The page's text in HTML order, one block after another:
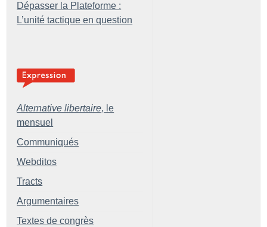
Dépasser la Plateforme :
L’unité tactique en question
Alternative libertaire, le
mensuel
Communiqués
Webditos
Tracts
Argumentaires
Textes de congrès